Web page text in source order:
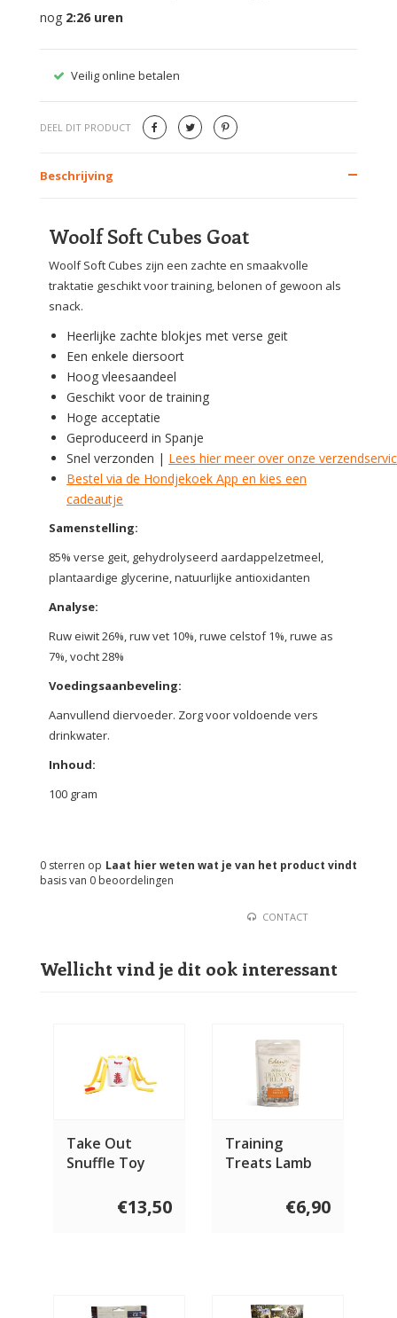
nog 2:26 uren
Veilig online betalen
DEEL DIT PRODUCT
Beschrijving
Woolf Soft Cubes Goat
Woolf Soft Cubes zijn een zachte en smaakvolle
traktatie geschikt voor training, belonen of gewoon als
snack.
Heerlijke zachte blokjes met verse geit
Een enkele diersoort
Hoog vleesaandeel
Geschikt voor de training
Hoge acceptatie
Geproduceerd in Spanje
Snel verzonden | Lees hier meer over onze
Bestel via de Hondjekoek App en kies een
cadeautje
Samenstelling:
85% verse geit, gehydrolyseerd aardappelzetmeel,
plantaardige glycerine, natuurlijke antioxidanten
Analyse:
Ruw eiwit 26%, ruw vet 10%, ruwe celstof 1%, ruwe as
7%, vocht 28%
Voedingsaanbeveling:
Aanvullend diervoeder. Zorg voor voldoende vers
drinkwater.
Inhoud:
100 gram
Laat hier weten wat je van het product vindt
0 sterren op
basis van 0 beoordelingen
CONTACT
Wellicht vind je dit ook interessant
Take Out
Snuffle Toy
€13,50
Training
Treats Lamb
€6,90